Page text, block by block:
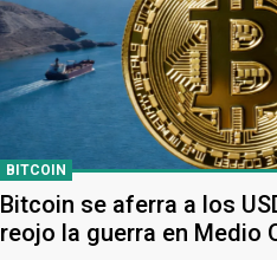
BITCOIN
Bitcoin se aferra a los
reojo la guerra en Medio